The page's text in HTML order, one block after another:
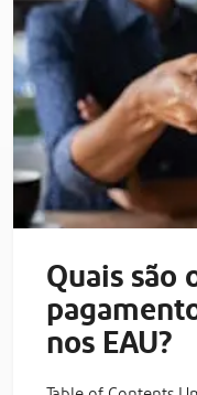
Quais são
nos EAU?